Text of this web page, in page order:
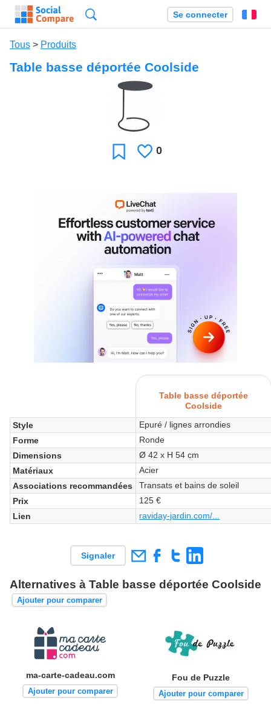
Se connecter
Tous > Produits
Table basse déportée Coolside
Favori J'aime
0
Table basse déportée
Coolside
Style
Epuré / lignes arrondies
Forme
Ronde
Dimensions
Ø 42 x H 54 cm
Matériaux
Acier
Associations recommandées
Transats et bains de soleil
Prix
125 €
Lien
raviday-jardin.com/...
Signaler
Alternatives à Table basse déportée Coolside
Ajouter pour comparer
ma-carte-cadeau.com
Ajouter pour comparer
Fou de Puzzle
Ajouter pour comparer